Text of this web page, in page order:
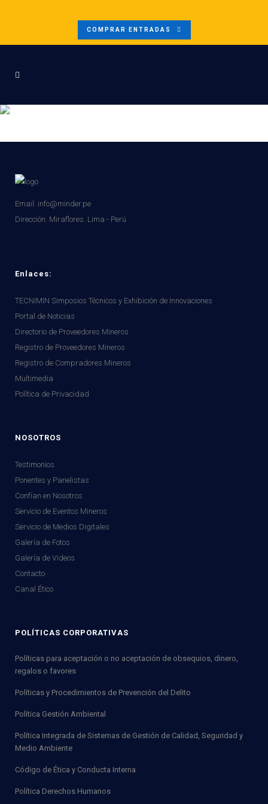
COMPRAR ENTRADAS
Email: info@minder.pe
Dirección: Miraflores. Lima - Perú
Enlaces:
TECNIMIN Simposios Técnicos y Exhibición de Innovaciones
Portal de Noticias
Directorio de Proveedores Mineros
Registro de Proveedores Mineros
Registro de Compradores Mineros
Multimedia
Política de Privacidad
NOSOTROS
Testimonios
Ponentes y Panelistas
Confían en Nosotros
Servicio de Eventos Mineros
Servicio de Medios Digitales
Galería de Fotos
Galería de Videos
Contacto
Canal Ético
POLÍTICAS CORPORATIVAS
Políticas para aceptación o no aceptación de obsequios, dinero,
regalos o favores
Políticas y Procedimientos de Prevención del Delito
Política Gestión Ambiental
Política Integrada de Sistemas de Gestión de Calidad, Seguridad y
Medio Ambiente
Código de Ética y Conducta Interna
Política Derechos Humanos